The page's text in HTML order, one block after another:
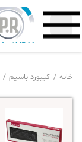
خانه کیبورد باسیم